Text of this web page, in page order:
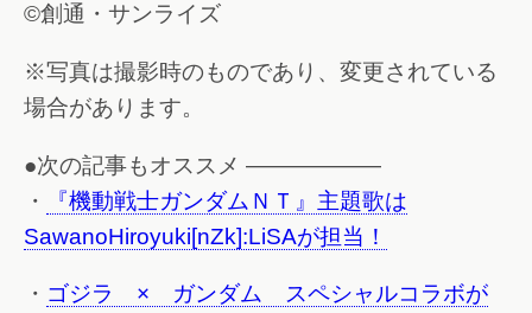
©創通・サンライズ
※写真は撮影時のものであり、変更されている
場合があります。
●次の記事もオススメ ——————
・
『機動戦士ガンダムＮＴ』主題歌は
SawanoHiroyuki[nZk]:LiSAが担当！
・ ゴジラ × ガンダム スペシャルコラボが